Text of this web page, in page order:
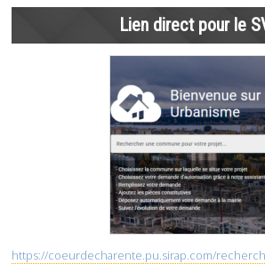
Lien direct pour le
https://coeurdecharente.pu.sirap.com/